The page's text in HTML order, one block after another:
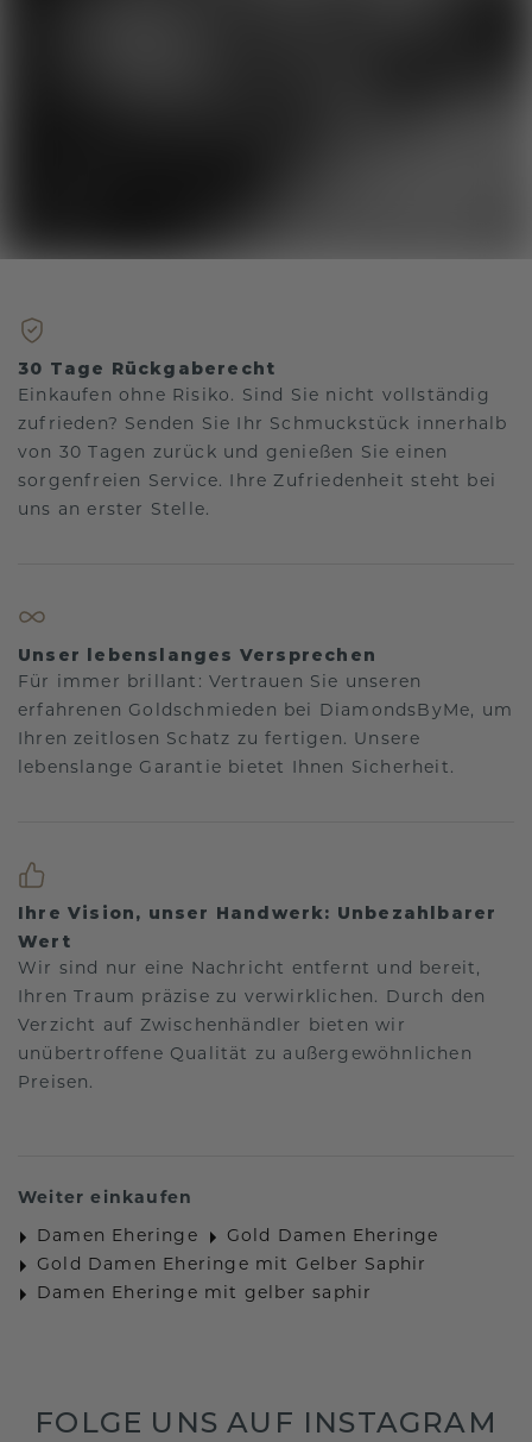
30 Tage Rückgaberecht
Einkaufen ohne Risiko. Sind Sie nicht vollständig
zufrieden? Senden Sie Ihr Schmuckstück innerhalb
von 30 Tagen zurück und genießen Sie einen
sorgenfreien Service. Ihre Zufriedenheit steht bei
uns an erster Stelle.
Unser lebenslanges Versprechen
Für immer brillant: Vertrauen Sie unseren
erfahrenen Goldschmieden bei DiamondsByMe, um
Ihren zeitlosen Schatz zu fertigen. Unsere
lebenslange Garantie bietet Ihnen Sicherheit.
Ihre Vision, unser Handwerk: Unbezahlbarer
Wert
Wir sind nur eine Nachricht entfernt und bereit,
Ihren Traum präzise zu verwirklichen. Durch den
Verzicht auf Zwischenhändler bieten wir
unübertroffene Qualität zu außergewöhnlichen
Preisen.
Weiter einkaufen
Damen Eheringe
Gold Damen Eheringe
Gold Damen Eheringe mit Gelber Saphir
Damen Eheringe mit gelber saphir
FOLGE UNS AUF INSTAGRAM